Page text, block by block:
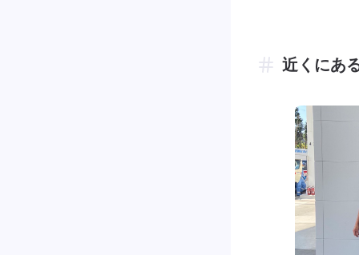
近くにあ